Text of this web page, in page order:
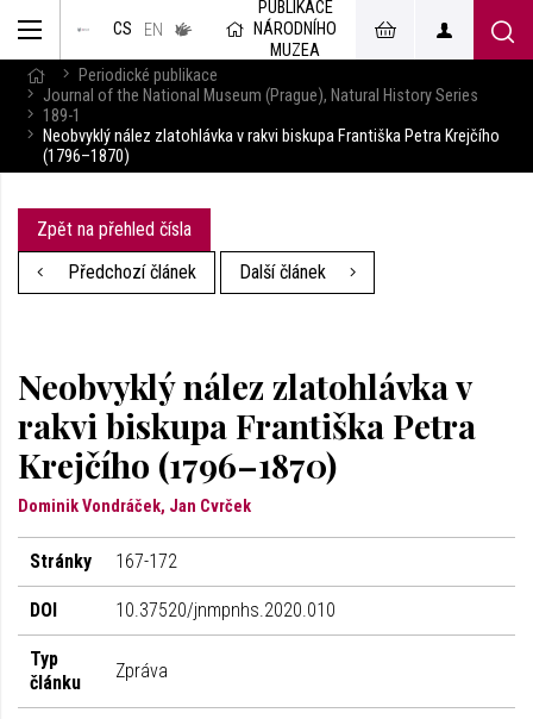
CS EN
v českém
jazyce
PUBLIKACE
NÁRODNÍHO
MUZEA
Periodické publikace
Journal of the National Museum (Prague), Natural History Series
189-1
Neobvyklý nález zlatohlávka v rakvi biskupa Františka Petra Krejčího
(1796–1870)
Zpět na přehled čísla
Předchozí článek
Další článek
Neobvyklý nález zlatohlávka v
rakvi biskupa Františka Petra
Krejčího (1796–1870)
Dominik Vondráček, Jan Cvrček
Stránky 167-172
DOI 10.37520/jnmpnhs.2020.010
Typ
článku
Zpráva